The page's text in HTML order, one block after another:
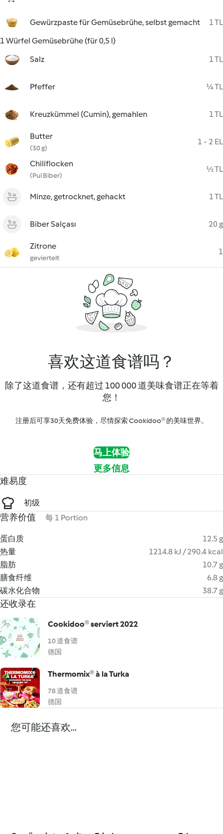
Gewürzpaste für Gemüsebrühe, selbst gemacht
1 TL
1 Würfel Gemüsebrühe (für 0,5 l)
Salz
1 TL
Pfeffer ¼ TL
Kreuzkümmel (Cumin), gemahlen 1 TL
Butter
(30 g)
1 - 2 EL
Chiliflocken
(Pul Biber)
½ TL
Minze, getrocknet, gehackt 1 TL
Biber Salçası 20 g
Zitrone
geviertelt
1
喜欢这道食谱吗？
除了这道食谱，还有超过 100 000 道美味食谱正在等着
您！
注册后可享30天免费体验，尽情探索 Cookidoo® 的美味世界。
马上体验
更多信息
难易度
初级
营养价值 每 1 Portion
蛋白质
12.5 g
热量
1214.8 kJ / 290.4 kcal
脂肪
10.7 g
膳食纤维
6.8 g
碳水化合物
38.7 g
还收录在
Cookidoo® serviert 2022
10 道食谱
德国
Thermomix® à la Turka
78 道食谱
德国
您可能还喜欢...